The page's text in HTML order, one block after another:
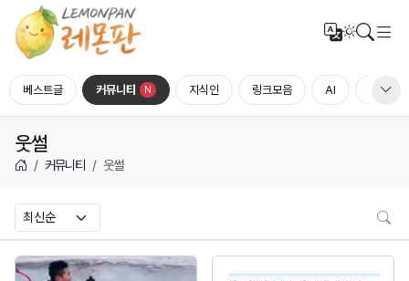
번역다크모드
검색
베스트글 커뮤니티 N 지식인 링크모음 AI 홍보하
웃썰
커뮤니티 웃썰